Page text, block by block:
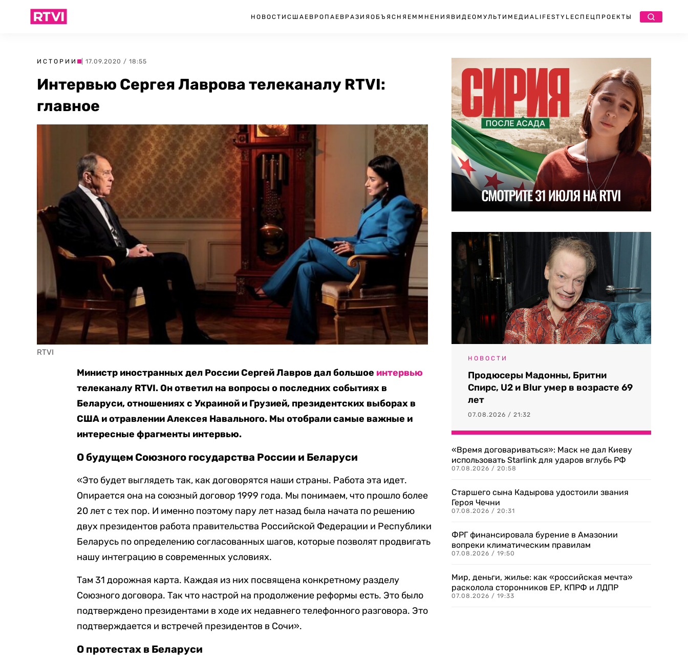
НОВОСТИ США ЕВРОПА ЕВРАЗИЯ ОБЪЯСНЯЕМ МНЕНИЯ ВИДЕО МУЛЬТИМЕДИА LIFESTYLEСПЕЦПРОЕКТЫ
ИСТОРИИ | 17.09.2020 / 18:55
Интервью Сергея Лаврова телеканалу RTVI:
главное
RTVI
Министр иностранных дел России Сергей Лавров дал большое интервью
телеканалу RTVI. Он ответил на вопросы о последних событиях в
Беларуси, отношениях с Украиной и Грузией, президентских выборах в
США и отравлении Алексея Навального. Мы отобрали самые важные и
интересные фрагменты интервью.
О будущем Союзного государства России и Беларуси
«Это будет выглядеть так, как договорятся наши страны. Работа эта идет.
Опирается она на союзный договор 1999 года. Мы понимаем, что прошло более
20 лет с тех пор. И именно поэтому пару лет назад была начата по решению
двух президентов работа правительства Российской Федерации и Республики
Беларусь по определению согласованных шагов, которые позволят продвигать
нашу интеграцию в современных условиях.
Там 31 дорожная карта. Каждая из них посвящена конкретному разделу
Союзного договора. Так что настрой на продолжение реформы есть. Это было
подтверждено президентами в ходе их недавнего телефонного разговора. Это
подтверждается и встречей президентов в Сочи».
О протестах в Беларуси
НОВОСТИ
Продюсеры Мадонны, Бритни
Спирс, U2 и Blur умер в возрасте 69
лет
07.08.2026 / 21:32
«Время договариваться»: Маск не дал Киеву
использовать Starlink для ударов вглубь РФ
07.08.2026 / 20:58
Старшего сына Кадырова удостоили звания
Героя Чечни
07.08.2026 / 20:31
ФРГ финансировала бурение в Амазонии
вопреки климатическим правилам
07.08.2026 / 19:50
Мир, деньги, жилье: как «российская мечта»
расколола сторонников ЕР, КПРФ и ЛДПР
07.08.2026 / 19:33